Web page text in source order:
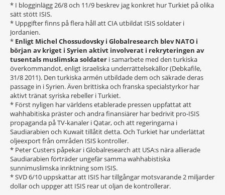
* I blogginlägg 26/8 och 11/9 beskrev jag konkret hur Turkiet på olika
sätt stött ISIS.
* Uppgifter finns på flera håll att CIA utbildat ISIS soldater i
Jordanien.
* Enligt Michel Chossudovsky i Globalresearch blev NATO i
början av kriget i Syrien aktivt involverat i rekryteringen av
tusentals muslimska soldater i samarbete med den turkiska
överkommandot, enligt israeliska underrättelsekällor (Debkafile,
31/8 2011). Den turkiska armén utbildade dem och säkrade deras
passage in i Syrien. Även brittiska och franska specialstyrkor har
aktivt tränat syriska rebeller i Turkiet.
* Först nyligen har världens etablerade pressen uppfattat att
wahhabitiska präster och andra finansiärer har bedrivit pro-ISIS
propaganda på TV-kanaler i Qatar, och att regeringarna i
Saudiarabien och Kuwait tillåtit detta. Och Turkiet har underlättat
oljeexport från områden ISIS kontroller.
* Peter Custers påpekar i Globalresearch att USA:s nära allierade
Saudiarabien förträder ungefär samma wahhabistiska
sunnimuslimska inriktning som ISIS.
* SVD 6/10 uppskattar att ISIS har tillgångar motsvarande 2 miljarder
dollar och uppger att ISIS rear ut oljan de kontrollerar.